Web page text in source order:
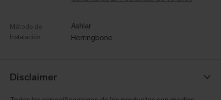
Método de
Instalación
Ashlar
Herringbone
Disclaimer